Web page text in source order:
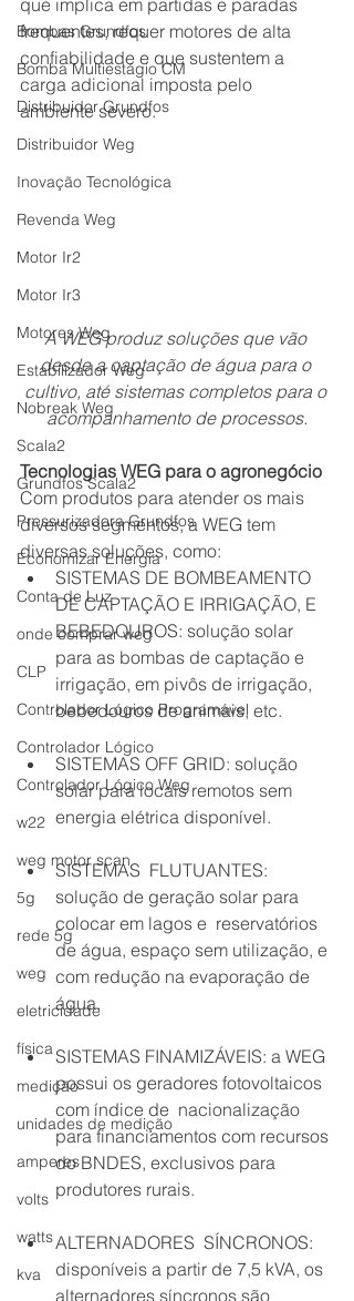
Bombas Grundfos
Bomba Multiestágio CM
Distribuidor Grundfos
Distribuidor Weg
Inovação Tecnológica
Revenda Weg
Motor Ir2
Motor Ir3
Motores Weg
Estabilizador Weg
Nobreak Weg
Scala2
Grundfos Scala2
Pressurizadora Grundfos
Economizar Energia
Conta de Luz
onde comprar weg
CLP
Controlador Lógico Programável
Controlador Lógico
Controlador Lógico Weg
w22
weg motor scan
5g
rede 5g
weg
eletricidade
física
medição
unidades de medição
amperes
volts
watts
kva
que implica em partidas e paradas
frequentes, requer motores de alta
confiabilidade e que sustentem a
carga adicional imposta pelo
ambiente severo.
A WEG produz soluções que vão
desde a captação de água para o
cultivo, até sistemas completos para o
acompanhamento de processos.
Tecnologias WEG para o agronegócio
Com produtos para atender os mais
diversos segmentos, a WEG tem
diversas soluções, como:
SISTEMAS DE BOMBEAMENTO
DE CAPTAÇÃO E IRRIGAÇÃO, E
BEBEDOUROS: solução solar
para as bombas de captação e
irrigação, em pivôs de irrigação,
bebedouros de animais, etc.
SISTEMAS OFF GRID: solução
solar para locais remotos sem
energia elétrica disponível.
SISTEMAS  FLUTUANTES:
solução de geração solar para
colocar em lagos e  reservatórios
de água, espaço sem utilização, e
com redução na evaporação de
água.
SISTEMAS FINAMIZÁVEIS: a WEG
possui os geradores fotovoltaicos
com índice de  nacionalização
para financiamentos com recursos
do BNDES, exclusivos para
produtores rurais.
ALTERNADORES  SÍNCRONOS:
disponíveis a partir de 7,5 kVA, os
alternadores síncronos são